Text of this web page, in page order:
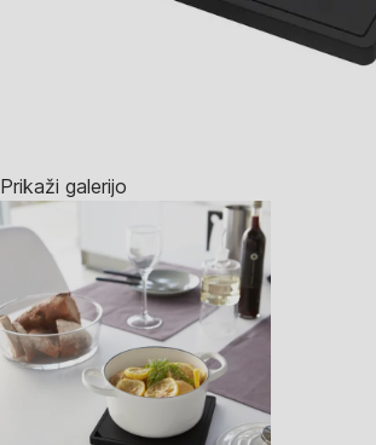
Prikaži galerijo